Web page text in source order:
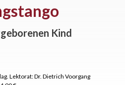
Kind
Lektorat: Dr. Dietrich Voorgang